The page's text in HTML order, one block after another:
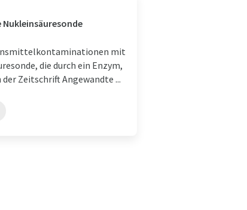
mit
die durch ein Enzym,
Zeitschrift Angewandte ...